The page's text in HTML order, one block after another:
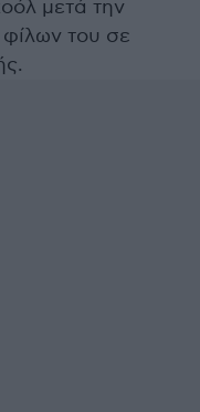
μετά την
του σε